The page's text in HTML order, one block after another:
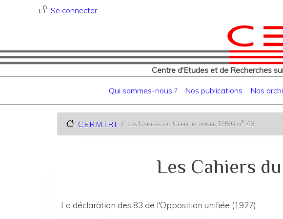
Menu du compte de l'utilisateur
Se connecter
Centre d'Etudes et de Recherches
Navigation principale
Qui sommes-nous ? Nos publications Nos
C.E.R.M.T.R.I Les Cahiers du Cermtri année 1986 n° 43
Les Cahiers
La déclaration des 83 de l'Opposition unifiée (1927)